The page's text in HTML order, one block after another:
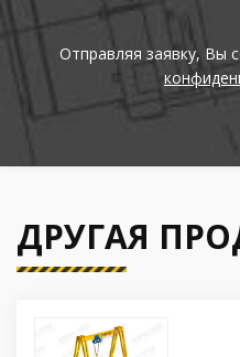
Отправляя заявку, Вы
ДРУГАЯ